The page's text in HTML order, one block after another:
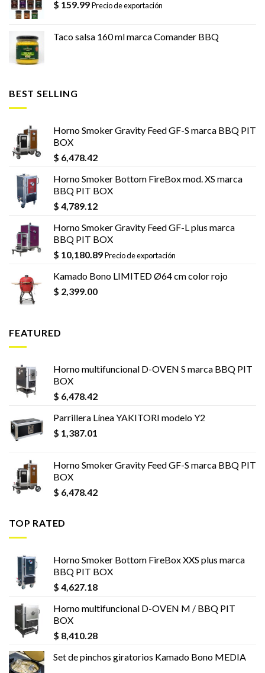
$ 159.99Precio de exportación
Taco salsa 160 ml marca Comander BBQ
BEST SELLING
Horno Smoker Gravity Feed GF-S marca BBQ PIT
BOX
$ 6,478.42
Horno Smoker Bottom FireBox mod. XS marca
BBQ PIT BOX
$ 4,789.12
Horno Smoker Gravity Feed GF-L plus marca
BBQ PIT BOX
$ 10,180.89Precio de exportación
Kamado Bono LIMITED Ø64 cm color rojo
$ 2,399.00
FEATURED
Horno multifuncional D-OVEN S marca BBQ PIT
BOX
$ 6,478.42
Parrillera Línea YAKITORI modelo Y2
$ 1,387.01
Horno Smoker Gravity Feed GF-S marca BBQ PIT
BOX
$ 6,478.42
TOP RATED
Horno Smoker Bottom FireBox XXS plus marca
BBQ PIT BOX
$ 4,627.18
Horno multifuncional D-OVEN M / BBQ PIT
BOX
$ 8,410.28
Set de pinchos giratorios Kamado Bono MEDIA